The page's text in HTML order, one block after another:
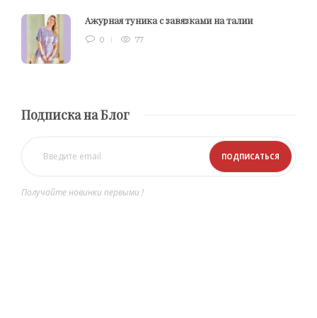
Ажурная туника с завязками на талии
0 77
Подписка на Блог
Получайте новинки первыми !